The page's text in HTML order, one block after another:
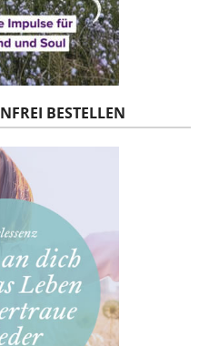
BESTELLEN